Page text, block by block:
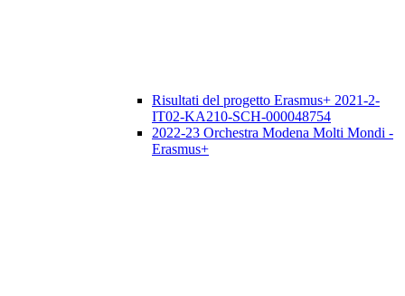
Risultati del progetto Erasmus+ 2021-2-
IT02-KA210-SCH-000048754
2022-23 Orchestra Modena Molti Mondi -
Erasmus+